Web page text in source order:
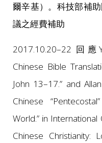
爾辛基）。科技部補
議之經費補助
2017.10.20–22 回應
Chinese Bible
John 13–17.” and
Chinese
World.” in
Chinese Christianity: